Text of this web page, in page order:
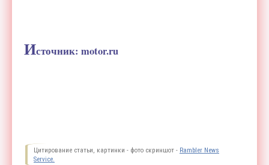
Источник: motor.ru
Цитирование статьи, картинки - фото скриншот - Rambler News
Service.